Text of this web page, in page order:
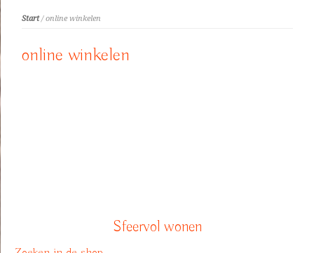
Start/ online winkelen
online winkelen
Sfeervol wonen